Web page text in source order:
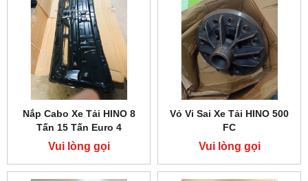
Nắp Cabo Xe Tải HINO 8
Tấn 15 Tấn Euro 4
Vui lòng gọi
Vỏ Vi Sai Xe Tải HINO 500
FC
Vui lòng gọi